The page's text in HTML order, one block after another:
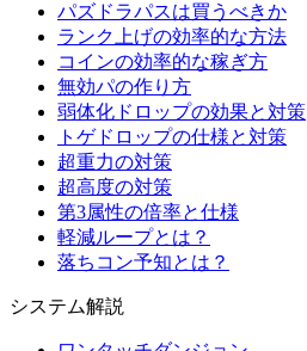
パズドラパスは買うべきか
ランク上げの効率的な方法
コインの効率的な稼ぎ方
無効パの作り方
弱体化ドロップの効果と対策
トゲドロップの仕様と対策
超重力の対策
超高度の対策
第3属性の倍率と仕様
軽減ループとは？
落ちコン予知とは？
システム解説